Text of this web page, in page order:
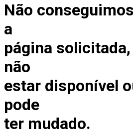
Não
a
página
não
estar disponível
pode
ter mudado.